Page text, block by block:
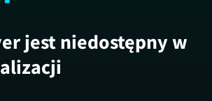
jest niedostępny w